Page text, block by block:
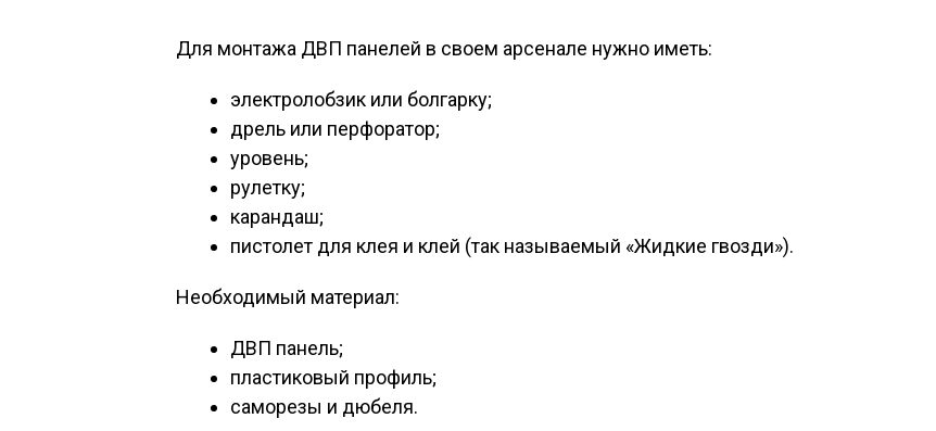
Для монтажа ДВП панелей в своем арсенале нужно иметь:
электролобзик или болгарку;
дрель или перфоратор;
уровень;
рулетку;
карандаш;
пистолет для клея и клей (так называемый «Жидкие гвозди»).
Необходимый материал:
ДВП панель;
пластиковый профиль;
саморезы и дюбеля.